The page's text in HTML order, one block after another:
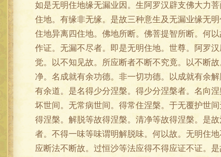
如是无明住地缘无漏业因。生阿罗汉辟支佛大力
住地。有缘非无缘。是故三种意生及无漏业缘无
住地异离四住地。佛地所断。佛菩提智所断。何
作证。无漏不尽者。即是无明住地。世尊。阿罗
觉。以不知见故。所应断者不断不究竟。以不断
净。名成就有余功德。非一切功德。以成就有余
有余道。是名得少分涅槃。得少分涅槃者。名向
坏世间。无常病世间。得常住涅槃。于无覆护世
得涅槃。解脱等故得涅槃。清净等故得涅槃。是
者。不得一味等味谓明解脱味。何以故。无明住
应断法不断故。过恒沙等法应得不得应证不证。